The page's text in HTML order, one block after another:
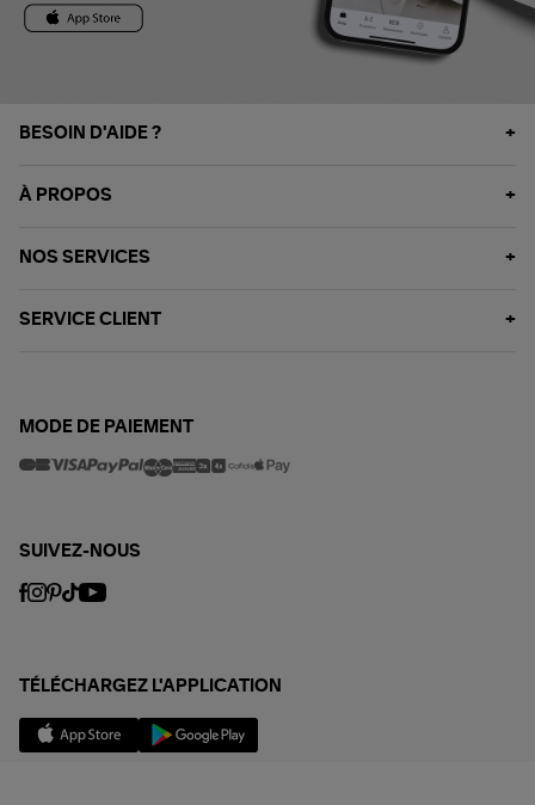
BESOIN D'AIDE ?
À PROPOS
NOS SERVICES
SERVICE CLIENT
MODE DE PAIEMENT
SUIVEZ-NOUS
TÉLÉCHARGEZ L'APPLICATION